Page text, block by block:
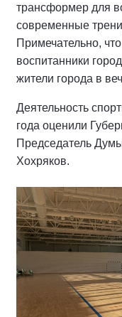
трансформер для
современные
Примечательно,
воспитанники
жители города в
Деятельность
года оценили
Председатель
Хохряков.